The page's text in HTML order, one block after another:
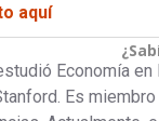
aquí
Economía en
Es